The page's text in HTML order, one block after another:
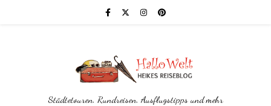
Städtetouren, Rundreisen, Ausflugstipps und mehr